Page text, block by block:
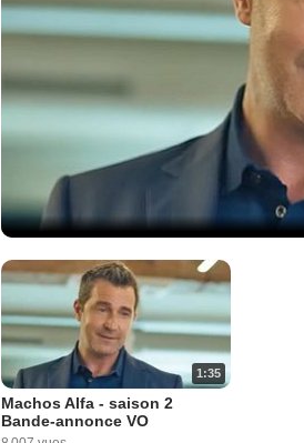
1:35
Machos Alfa - saison 2
Bande-annonce VO